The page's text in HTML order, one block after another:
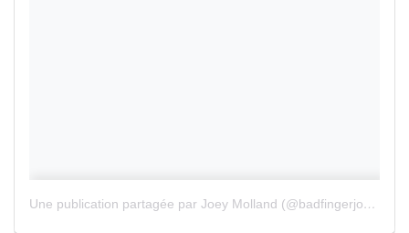
Une publication partagée par Joey Molland (@badfingerjoey)